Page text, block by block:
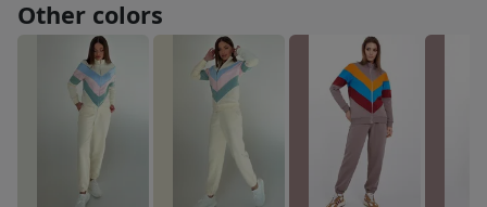
Other colors